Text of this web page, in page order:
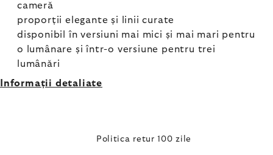
cameră
proporții elegante și linii curate
disponibil în versiuni mai mici și mai mari pentru
o lumânare și într-o versiune pentru trei
lumânări
Informaţii detaliate
Politica retur 100 zile